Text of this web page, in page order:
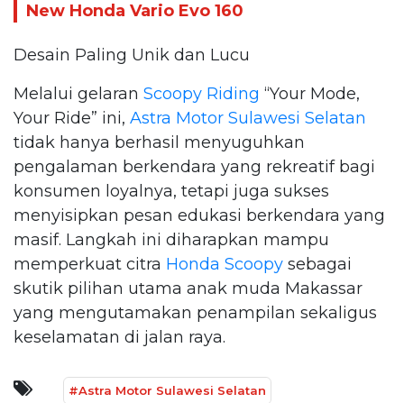
New Honda Vario Evo 160
Desain Paling Unik dan Lucu
Melalui gelaran Scoopy Riding “Your Mode,
Your Ride” ini, Astra Motor Sulawesi Selatan
tidak hanya berhasil menyuguhkan
pengalaman berkendara yang rekreatif bagi
konsumen loyalnya, tetapi juga sukses
menyisipkan pesan edukasi berkendara yang
masif. Langkah ini diharapkan mampu
memperkuat citra Honda Scoopy sebagai
skutik pilihan utama anak muda Makassar
yang mengutamakan penampilan sekaligus
keselamatan di jalan raya.
#Astra Motor Sulawesi Selatan